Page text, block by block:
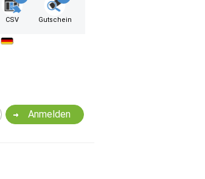
CSV Gutschein
Anmelden